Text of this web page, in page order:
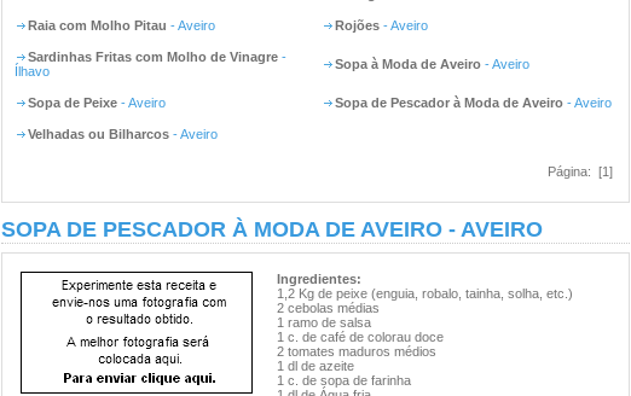
Raia com Molho Pitau - Aveiro Rojões - Aveiro
Sardinhas Fritas com Molho de Vinagre -
Ílhavo
Sopa à Moda de Aveiro - Aveiro
Sopa de Peixe - Aveiro Sopa de Pescador à Moda de Aveiro - Aveiro
Velhadas ou Bilharcos - Aveiro
Página: [1]
SOPA DE PESCADOR À MODA DE AVEIRO - AVEIRO
Ingredientes:
1,2 Kg de peixe (enguia, robalo, tainha, solha, etc.)
2 cebolas médias
1 ramo de salsa
1 c. de café de colorau doce
2 tomates maduros médios
1 dl de azeite
1 c. de sopa de farinha